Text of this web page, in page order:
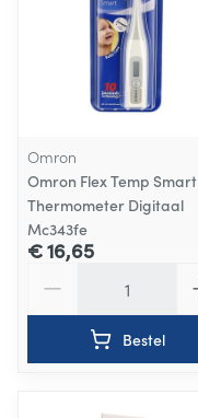
Omron
Omron Flex Temp Smart
Thermometer Digitaal
Mc343fe
€ 16,65
Bestel